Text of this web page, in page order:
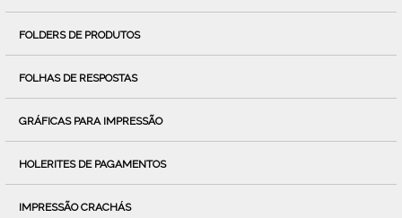
FOLDERS DE PRODUTOS
FOLHAS DE RESPOSTAS
GRÁFICAS PARA IMPRESSÃO
HOLERITES DE PAGAMENTOS
IMPRESSÃO CRACHÁS